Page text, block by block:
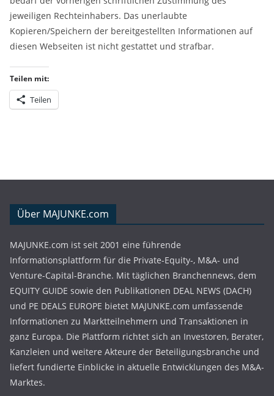
jeweiligen Rechteinhabers. Das unerlaubte
Kopieren/Speichern der bereitgestellten Informationen auf
diesen Webseiten ist nicht gestattet und strafbar.
Teilen mit:
Teilen
Über MAJUNKE.com
MAJUNKE.com ist seit 2001 eine führende
Informationsplattform für die Private-Equity-, M&A- und
Venture-Capital-Branche. Mit täglichen Branchennews, dem
EQUITY GUIDE sowie den Publikationen DEAL NEWS (DACH)
und PE DEALS EUROPE bietet MAJUNKE.com umfassende
Informationen zu Marktteilnehmern und Transaktionen in
ganz Europa. Die Plattform richtet sich an Investoren, Berater,
Kanzleien und weitere Akteure der Beteiligungsbranche und
liefert fundierte Einblicke in aktuelle Entwicklungen des M&A-
Marktes.